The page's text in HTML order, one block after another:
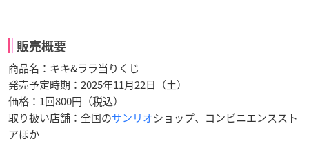
販売概要
商品名：キキ&ララ当りくじ
発売予定時期：2025年11月22日（土）
価格：1回800円（税込）
取り扱い店舗：全国のサンリオショップ、コンビニエンススト
アほか